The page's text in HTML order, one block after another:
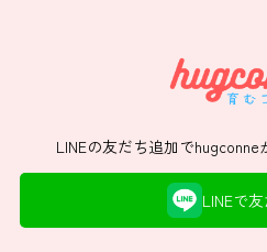
LINEの友だち追加で
LINEで